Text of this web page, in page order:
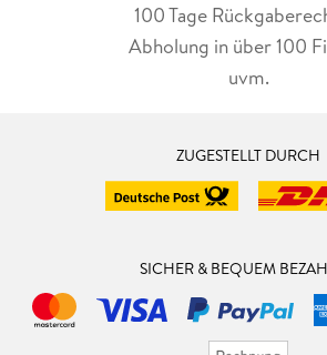
100 Tage
Abholung in über 100
uvm.
ZUGESTELLT DURCH
SICHER & BEQUEM